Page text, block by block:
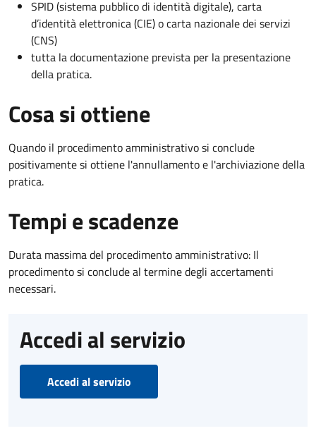
SPID (sistema pubblico di identità digitale), carta
d’identità elettronica (CIE) o carta nazionale dei servizi
(CNS)
tutta la documentazione prevista per la presentazione
della pratica.
Cosa si ottiene
Quando il procedimento amministrativo si conclude
positivamente si ottiene l'annullamento e l'archiviazione della
pratica.
Tempi e scadenze
Durata massima del procedimento amministrativo: Il
procedimento si conclude al termine degli accertamenti
necessari.
Accedi al servizio
Accedi al servizio